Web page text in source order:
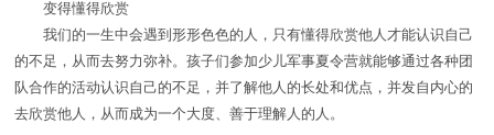
变得懂得欣赏
我们的一生中会遇到形形色色的人，只有懂得欣赏他人才能认识自己
的不足，从而去努力弥补。孩子们参加少儿军事夏令营就能够通过各种团
队合作的活动认识自己的不足，并了解他人的长处和优点，并发自内心的
去欣赏他人，从而成为一个大度、善于理解人的人。